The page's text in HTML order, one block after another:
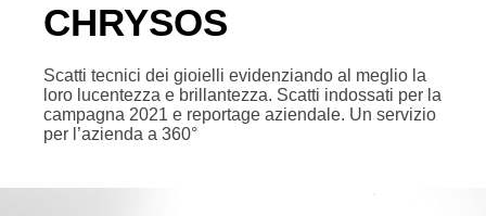
CHRYSOS
Scatti tecnici dei gioielli evidenziando al meglio la
loro lucentezza e brillantezza. Scatti indossati per la
campagna 2021 e reportage aziendale. Un servizio
per l’azienda a 360°